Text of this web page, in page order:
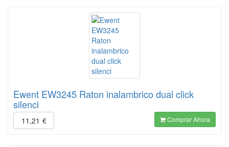
Ewent EW3245 Raton inalambrico dual click
silenci
11,21 € Comprar Ahora